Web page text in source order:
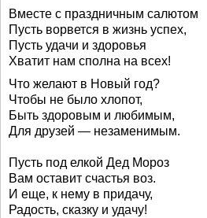
Вместе с праздничным салютом
Пусть ворвется в жизнь успех,
Пусть удачи и здоровья
Хватит нам сполна на всех!
Что желают в Новый год?
Чтобы не было хлопот,
Быть здоровым и любимым,
Для друзей — незаменимым.
Пусть под елкой Дед Мороз
Вам оставит счастья воз.
И еще, к нему в придачу,
Радость, сказку и удачу!